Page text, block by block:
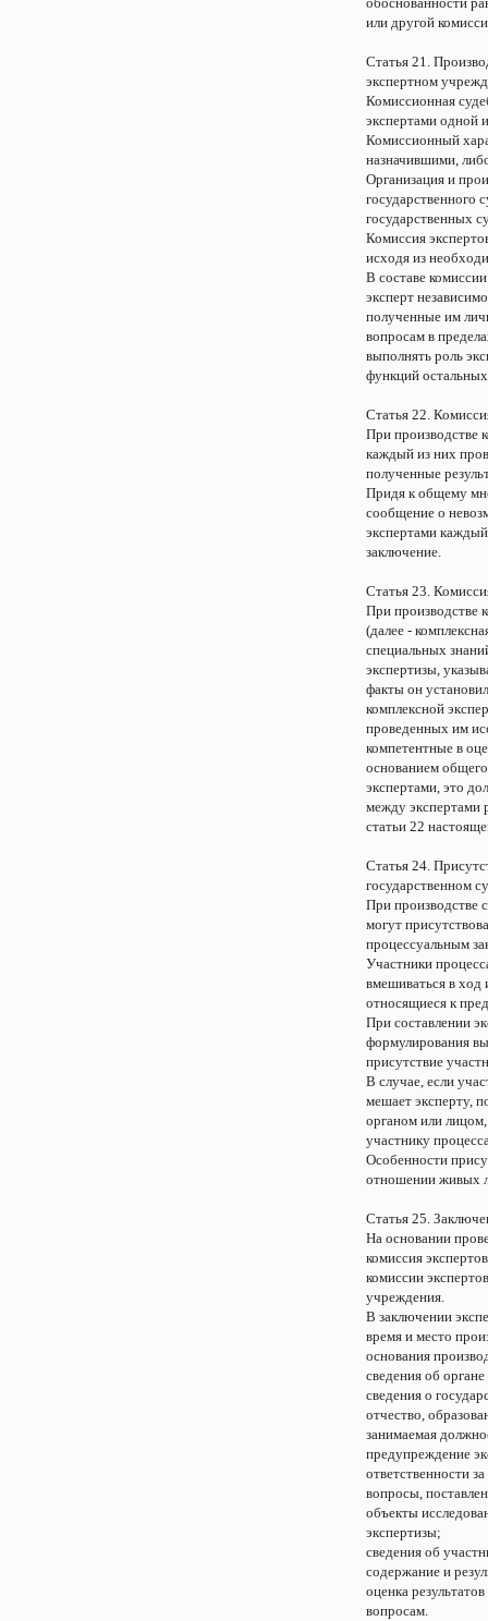
или другой
Статья 21.
экспертном
Комиссионная
экспертами одной
Комиссионный
назначившими,
Организация и
государственного
государственных
Комиссия
исходя из
В составе
эксперт
полученные им
вопросам в
выполнять роль
функций
Статья 22.
При производстве
каждый из них
полученные
Придя к общему
сообщение о
экспертами каждый
заключение.
Статья 23.
При производстве
(далее -
специальных
экспертизы,
факты он
комплексной
проведенных им
компетентные в
основанием
экспертами, это
между экспертами
статьи 22
Статья 24.
государственном
При производстве
могут
процессуальным
Участники
вмешиваться в ход
относящиеся к
При составлении
формулирования
присутствие
В случае, если
мешает эксперту,
органом или
участнику
Особенности
отношении живых
Статья 25.
На основании
комиссия
комиссии
учреждения.
В заключении
время и место
основания
сведения об
сведения о
отчество,
занимаемая
предупреждение
ответственности
вопросы,
объекты
экспертизы;
сведения об
содержание и
оценка
вопросам.